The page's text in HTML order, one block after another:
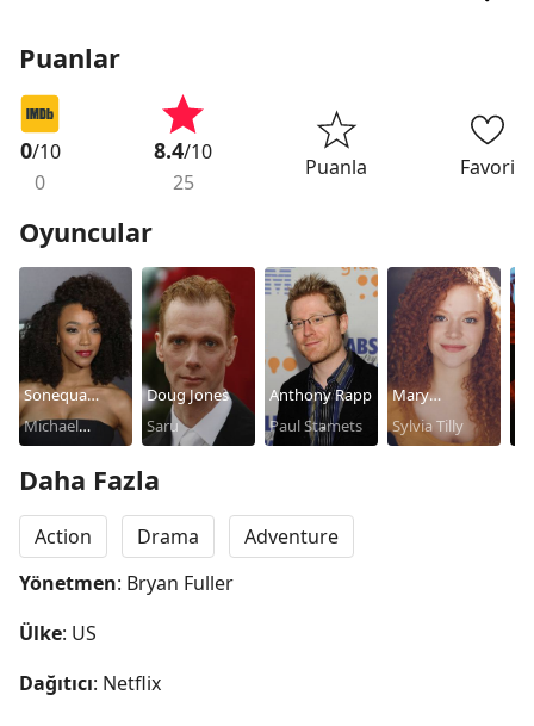
Puanlar
0/10
0
8.4/10
25
Puanla Favori
Oyuncular
Sonequa
Martin-Green
Michael
Doug Jones
Saru
Anthony Rapp
Paul Stamets
Mary
Wiseman
Sylvia Tilly
Daha Fazla
Action Drama
Adventure
Yönetmen: Bryan Fuller
Ülke: US
Dağıtıcı: Netflix